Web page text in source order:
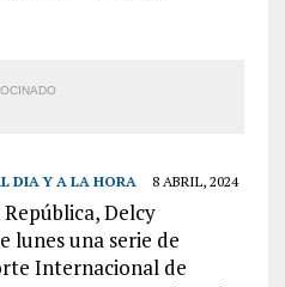
DIA Y A LA HORA 8 ABRIL, 2024
Delcy
lunes una serie de
Internacional de